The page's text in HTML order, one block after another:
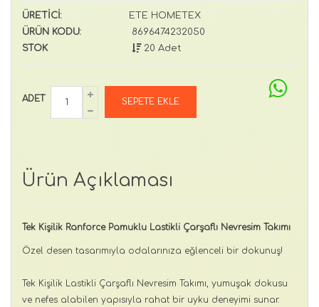
ÜRETİCİ:
ETE HOMETEX
ÜRÜN KODU:
8696474232050
STOK
20 Adet
ADET
Ürün Açıklaması
Tek Kişilik Ranforce Pamuklu Lastikli Çarşaflı Nevresim Takımı
Özel desen tasarımıyla odalarınıza eğlenceli bir dokunuş!
Tek Kişilik Lastikli Çarşaflı Nevresim Takımı, yumuşak dokusu
ve nefes alabilen yapısıyla rahat bir uyku deneyimi sunar.